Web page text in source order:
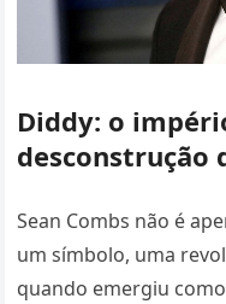
Diddy: o
desconstrução
Sean Combs não é
um símbolo, uma
quando emergiu